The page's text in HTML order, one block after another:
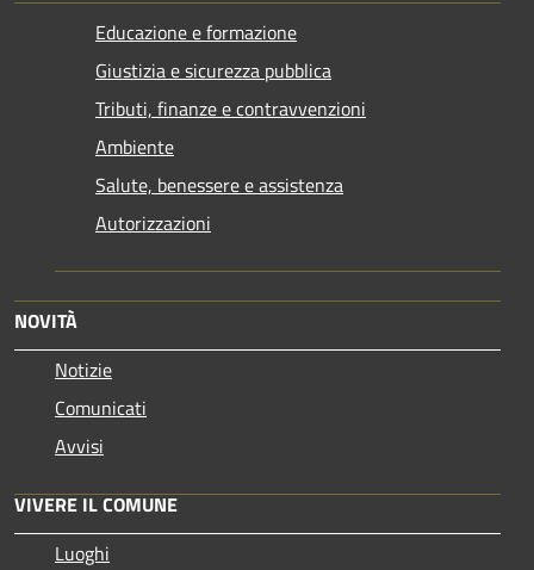
Educazione e formazione
Giustizia e sicurezza pubblica
Tributi, finanze e contravvenzioni
Ambiente
Salute, benessere e assistenza
Autorizzazioni
NOVITÀ
Notizie
Comunicati
Avvisi
VIVERE IL COMUNE
Luoghi